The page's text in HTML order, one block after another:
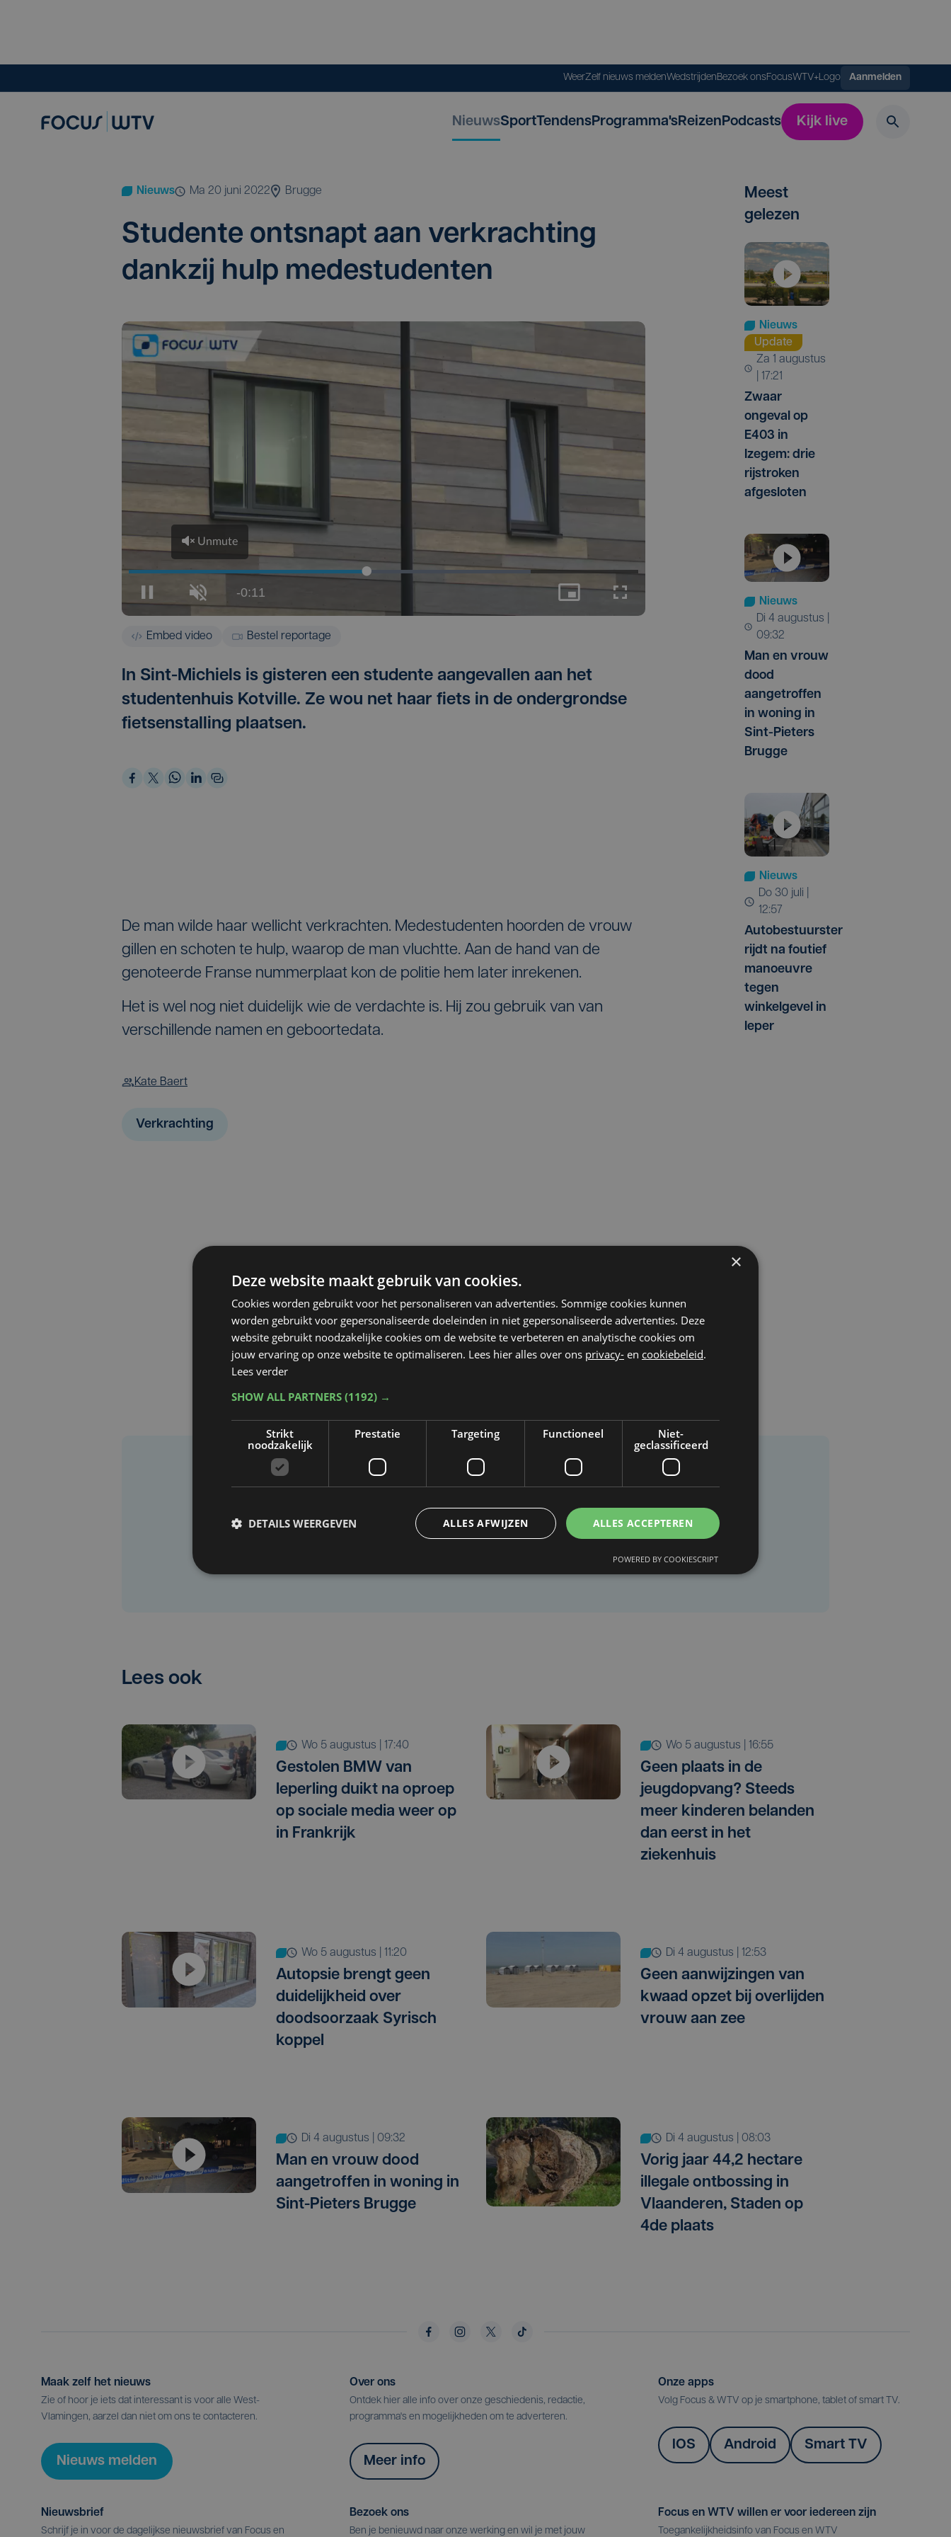
WeerZelf nieuws meldenWedstrijdenBezoek onsFocusWTV+Logo Aanmelden
NieuwsSportTendensProgramma'sReizenPodcasts Kijk live
Nieuws ma 20 juni 2022 Brugge
Stu­den­te ont­snapt aan ver­krach­ting
dank­zij hulp medestudenten
Embed video Bestel reportage
In Sint-Michiels is gisteren een studente aangevallen aan het
studentenhuis Kotville. Ze wou net haar fiets in de ondergrondse
fietsenstalling plaatsen.
De man wilde haar wellicht verkrachten. Medestudenten hoorden de vrouw
gillen en schoten te hulp, waarop de man vluchtte. Aan de hand van de
genoteerde Franse nummerplaat kon de politie hem later inrekenen.
Het is wel nog niet duidelijk wie de verdachte is. Hij zou gebruik van van
verschillende namen en geboortedata.
Kate Baert
Verkrachting
Meest
gelezen
Nieuws
Update
za 1 augustus
| 17:21
Zwaar
ongeval op
E403 in
Izegem: drie
rijstroken
afgesloten
Nieuws
di 4 augustus |
09:32
Man en vrouw
dood
aangetroffen
in woning in
Sint-Pieters
Brugge
Nieuws
do 30 juli |
12:57
Autobestuurster
rijdt na foutief
manoeuvre
tegen
winkelgevel in
Ieper
Taalfout opgemerkt?
Heb je een taal- of schrijffout opgemerkt in dit artikel?
Lees ook
wo 5 augustus | 17:40
Gestolen BMW van
Ieperling duikt na oproep
op sociale media weer op
in Frankrijk
wo 5 augustus | 16:55
Geen plaats in de
jeugdopvang? Steeds
meer kinderen belanden
dan eerst in het
ziekenhuis
wo 5 augustus | 11:20
Autopsie brengt geen
duidelijkheid over
doodsoorzaak Syrisch
koppel
di 4 augustus | 12:53
Geen aanwijzingen van
kwaad opzet bij overlijden
vrouw aan zee
di 4 augustus | 09:32
Man en vrouw dood
aangetroffen in woning in
Sint-Pieters Brugge
di 4 augustus | 08:03
Vorig jaar 44,2 hectare
illegale ontbossing in
Vlaanderen, Staden op
4de plaats
Maak zelf het nieuws
Zie of hoor je iets dat interessant is voor alle West-
Vlamingen, aarzel dan niet om ons te contacteren.
Nieuws melden
Over ons
Ontdek hier alle info over onze geschiedenis, redactie,
programma's en mogelijkheden om te adverteren.
Meer info
Onze apps
Volg Focus & WTV op je smartphone, tablet of smart TV.
IOS Android Smart TV
Nieuwsbrief
Schrijf je in voor de dagelijkse nieuwsbrief van Focus en
Bezoek ons
Ben je benieuwd naar onze werking en wil je met jouw
Focus en WTV willen er voor iedereen zijn
Toegankelijkheidsinfo van Focus en WTV
×
Deze website maakt gebruik van cookies.
Cookies worden gebruikt voor het personaliseren van advertenties. Sommige cookies kunnen
worden gebruikt voor gepersonaliseerde doeleinden in niet gepersonaliseerde advertenties. Deze
website gebruikt noodzakelijke cookies om de website te verbeteren en analytische cookies om
jouw ervaring op onze website te optimaliseren. Lees hier alles over ons privacy- en cookiebeleid.
Lees verder
SHOW ALL PARTNERS (1192) →
Strikt
noodzakelijk
Prestatie Targeting Functioneel
Niet-
geclassificeerd
ALLES ACCEPTEREN
ALLES AFWIJZEN
DETAILS WEERGEVEN
POWERED BY COOKIESCRIPT